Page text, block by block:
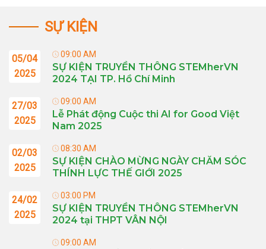
SỰ KIỆN
05/04
2025
09:00 AM
SỰ KIỆN TRUYỀN THÔNG STEMherVN
2024 TẠI TP. Hồ Chí Minh
27/03
2025
09:00 AM
Lễ Phát động Cuộc thi AI for Good Việt
Nam 2025
02/03
2025
08:30 AM
SỰ KIỆN CHÀO MỪNG NGÀY CHĂM SÓC
THÍNH LỰC THẾ GIỚI 2025
24/02
2025
03:00 PM
SỰ KIỆN TRUYỀN THÔNG STEMherVN
2024 tại THPT VÂN NỘI
09:00 AM